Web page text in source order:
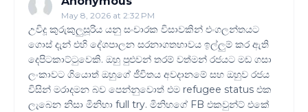
May 8, 2026 at 2:32 PM
උවිදූ කුරුකුලුසූරිය යනු සංචාරක විසාවකින් එංගලන්තයට
ගොස් දැන් එහි දේශපාලන සරනාගතභාවය ඉල්ලුම් කර ඇති
දෙපිටකාට්ටුවෙකි. ඔහු පුළුවන් තරම් වත්මන් රජයට මඩ ගසා
ලංකාවට ගියොත් ඔහුගේ ජීවිතය අවදානමේ සහ ඔහුව රජය
විසින් මරාදමන බව පෙන්නුවොත් එම refugee status එක
ලැබෙන නිසා මිනිහා full try. මිනිහගේ FB එකවුන්ට් එකේ